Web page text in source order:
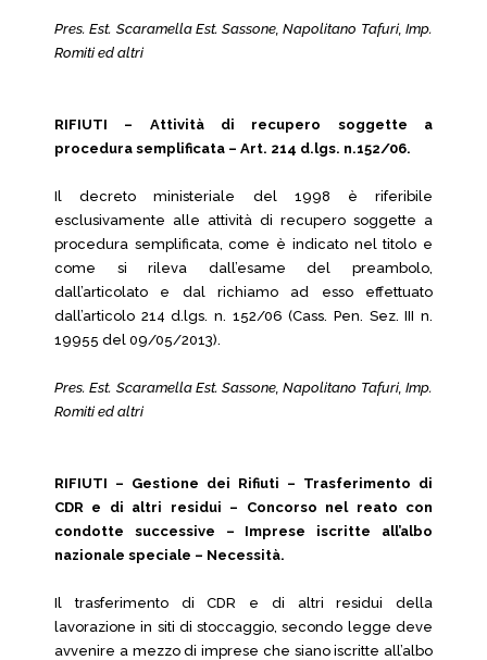
Pres. Est. Scaramella Est. Sassone, Napolitano Tafuri, Imp.
Romiti ed altri
RIFIUTI – Attività di recupero soggette a
procedura semplificata – Art. 214 d.lgs. n.152/06.
Il decreto ministeriale del 1998 è riferibile
esclusivamente alle attività di recupero soggette a
procedura semplificata, come è indicato nel titolo e
come si rileva dall’esame del preambolo,
dall’articolato e dal richiamo ad esso effettuato
dall’articolo 214 d.lgs. n. 152/06 (Cass. Pen. Sez. III n.
19955 del 09/05/2013).
Pres. Est. Scaramella Est. Sassone, Napolitano Tafuri, Imp.
Romiti ed altri
RIFIUTI – Gestione dei Rifiuti – Trasferimento di
CDR e di altri residui – Concorso nel reato con
condotte successive – Imprese iscritte all’albo
nazionale speciale – Necessità.
Il trasferimento di CDR e di altri residui della
lavorazione in siti di stoccaggio, secondo legge deve
avvenire a mezzo di imprese che siano iscritte all’albo